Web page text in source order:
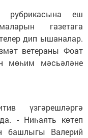
рубрикасына еш
газетага
дип ышаналар.
ветераны Фоат
мөһим мәсьәләне
үзгәрешләргә
- Ниһаять көтеп
башлыгы Валерий